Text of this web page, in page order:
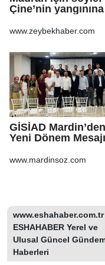
Çine’nin yangınına
www.zeybekhaber.com
GİSİAD Mardin’den
Yeni Dönem
Daha Çok Üretim
www.mardinsoz.com
www.eshahaber.com.tr
ESHAHABER Yerel ve
Ulusal Güncel
Haberleri